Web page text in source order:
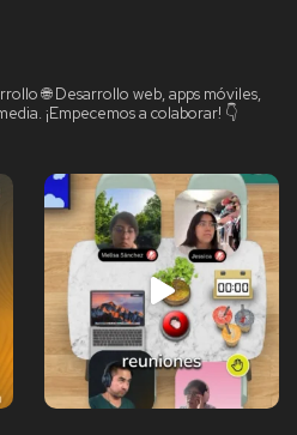
🌐 Desarrollo web, apps móviles,
¡Empecemos a colaborar! 👇